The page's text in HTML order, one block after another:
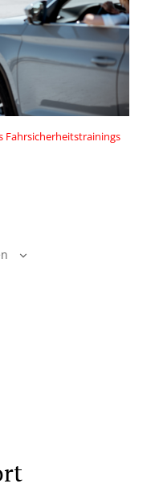
Fahrsicherheitstrainings